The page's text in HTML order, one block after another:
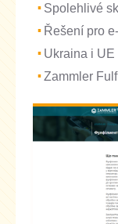
Spolehlivé
Řešení pro
Ukraina i UE
Zammler